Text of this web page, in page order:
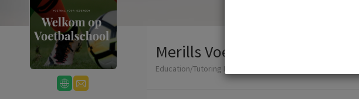
Merills Voetbalschool
Education/Tutoring Lessons